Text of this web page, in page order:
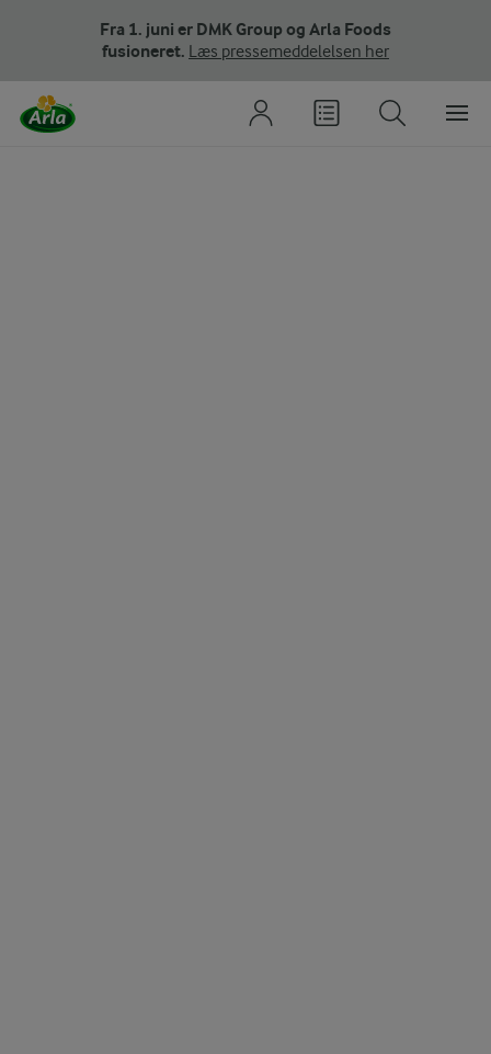
Fra 1. juni er DMK Group og Arla Foods
fusioneret. Læs pressemeddelelsen her